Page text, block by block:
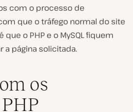
com o processo de
que o tráfego normal do site
o PHP e o MySQL fiquem
a página solicitada.
os